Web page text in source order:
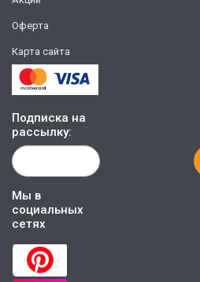
Оферта
Карта сайта
Подписка на
рассылку:
Мы в
социальных
сетях